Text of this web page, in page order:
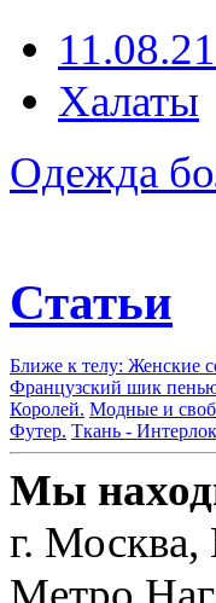
Халаты
Одежда
Статьи
Ближе к телу: Женские
Французский шик
Королей. Модные и
Футер. Ткань -
Мы
г.